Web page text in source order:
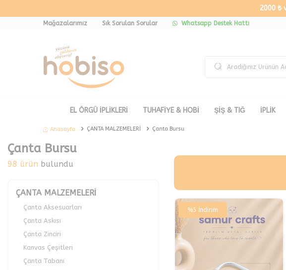
2000 ₺
Mağazalarımız Sık Sorulan Sorular Whatsapp Destek Hattı
EL ÖRGÜ İPLİKLERİ TUHAFİYE & HOBİ ŞİŞ & TIĞ İPLİK
Anasayfa ÇANTA MALZEMELERİ Çanta Bursu
Çanta Bursu
98 ürün bulundu
ÇANTA MALZEMELERİ
Çanta Aksesuarları
Çanta Askısı
Çanta Zinciri
Kanvas Çeşitleri
Çanta Tabanı
%5 İndirim